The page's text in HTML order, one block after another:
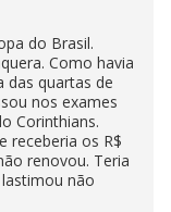
do Brasil.
Como havia
das quartas de
nos exames
Corinthians.
receberia os R$
renovou. Teria
não